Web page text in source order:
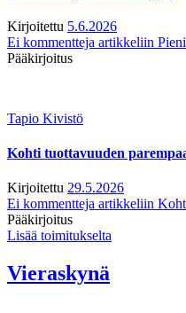
Kirjoitettu 5.6.2026
Ei kommentteja artikkeliin
Pääkirjoitus
Tapio Kivistö
Kohti tuottavuuden
Kirjoitettu 29.5.2026
Ei kommentteja artikkeliin
Pääkirjoitus
Lisää toimitukselta
Vieraskynä